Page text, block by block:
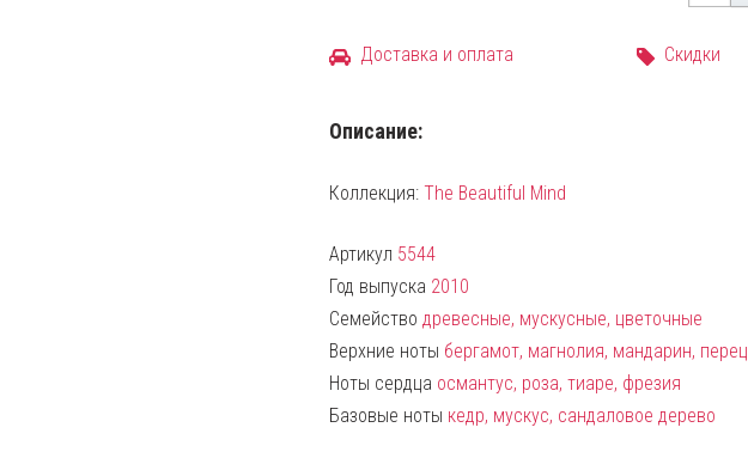
Доставка и оплата Скидки
Описание:
Коллекция: The Beautiful Mind
Артикул 5544
Год выпуска 2010
Семейство древесные, мускусные, цветочные
Верхние ноты бергамот, магнолия, мандарин, перец
Ноты сердца османтус, роза, тиаре, фрезия
Базовые ноты кедр, мускус, сандаловое дерево